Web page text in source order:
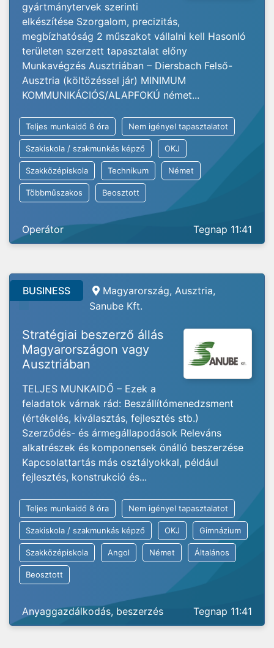
gyártmánytervek szerinti
elkészítése Szorgalom, precizitás,
megbízhatóság 2 műszakot vállalni kell Hasonló
területen szerzett tapasztalat előny
Munkavégzés Ausztriában – Diersbach Felső-
Ausztria (költözéssel jár) MINIMUM
KOMMUNIKÁCIÓS/ALAPFOKÚ német...
Teljes munkaidő 8 óra Nem igényel tapasztalatot
Szakiskola / szakmunkás képző OKJ
Szakközépiskola Technikum Német
Többműszakos Beosztott
Operátor Tegnap 11:41
BUSINESS
Magyarország, Ausztria,
Sanube Kft.
Stratégiai beszerző állás
Magyarországon vagy
Ausztriában
TELJES MUNKAIDŐ – Ezek a
feladatok várnak rád: Beszállítómenedzsment
(értékelés, kiválasztás, fejlesztés stb.)
Szerződés- és ármegállapodások Releváns
alkatrészek és komponensek önálló beszerzése
Kapcsolattartás más osztályokkal, például
fejlesztés, konstrukció és...
Teljes munkaidő 8 óra Nem igényel tapasztalatot
Szakiskola / szakmunkás képző OKJ Gimnázium
Szakközépiskola Angol Német Általános
Beosztott
Anyaggazdálkodás, beszerzés Tegnap 11:41